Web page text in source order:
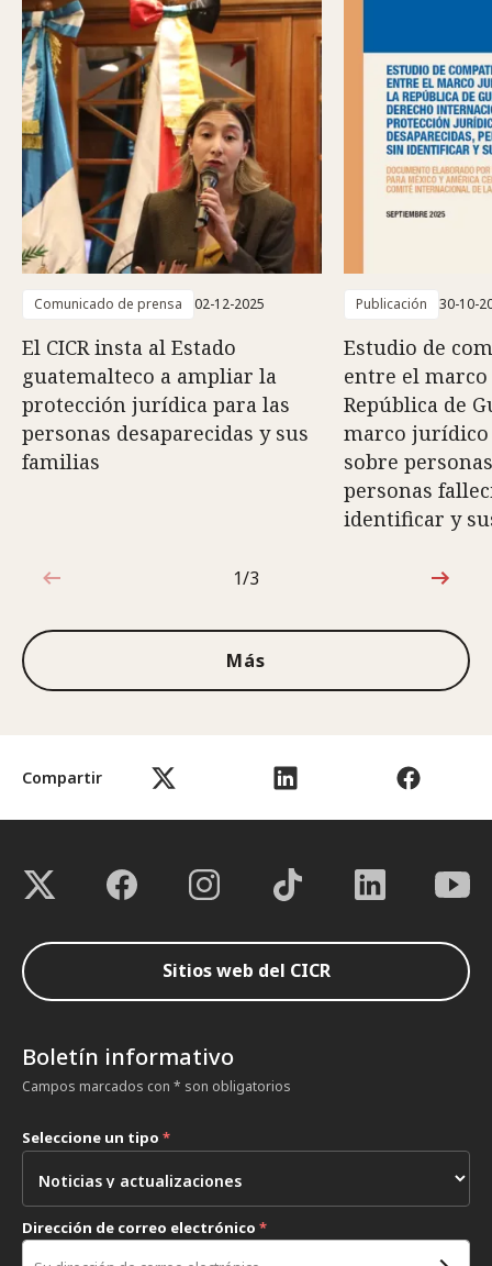
Compartir
Comunicado de prensa 02-12-2025
El CICR insta al Estado
guatemalteco a ampliar la
protección jurídica para las
personas desaparecidas y sus
familias
Publicación 30-10-
Estudio de
entre el
República de
marco
sobre
personas
identificar y
1de3
1/3
Más
Sitios web del CICR
Boletín informativo
Campos marcados con * son obligatorios
Seleccione un tipo *
Dirección de correo electrónico *